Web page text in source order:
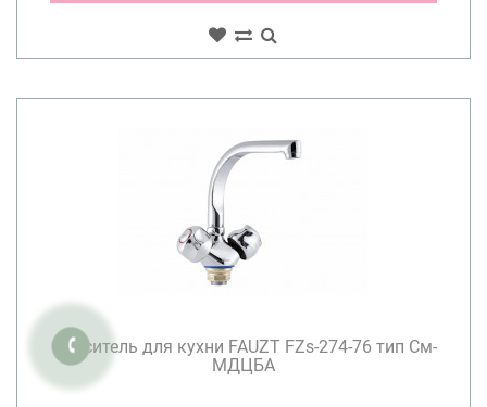
Смеситель для кухни FAUZT FZs-274-76 тип См-
МДЦБА